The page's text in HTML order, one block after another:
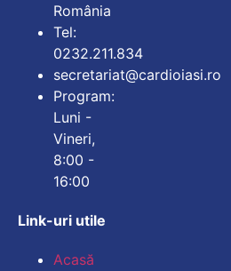
România
Tel:
0232.211.834
secretariat@cardioiasi.ro
Program:
Luni -
Vineri,
8:00 -
16:00
Link-uri utile
Acasă